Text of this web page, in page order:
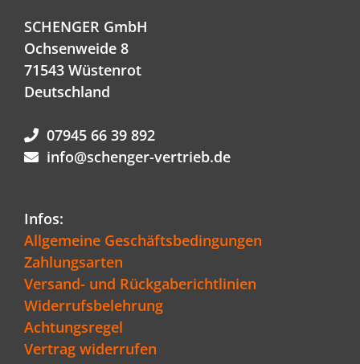
SCHENGER GmbH
Ochsenweide 8
71543 Wüstenrot
Deutschland
07945 66 39 892
info@schenger-vertrieb.de
Infos:
Allgemeine Geschäftsbedingungen
Zahlungsarten
Versand- und Rückgaberichtlinien
Widerrufsbelehrung
Achtungsregel
Vertrag widerrufen